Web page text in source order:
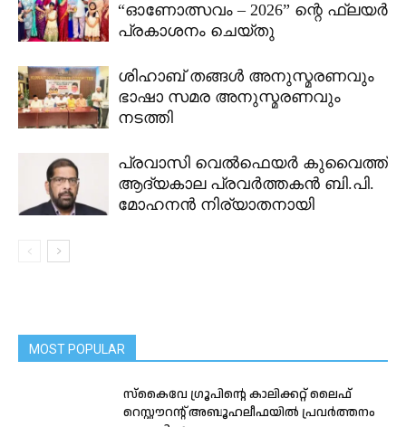
“ഓണോത്സവം – 2026” ന്റെ ഫ്ലയർ
പ്രകാശനം ചെയ്തു
ശിഹാബ് തങ്ങൾ അനുസ്മരണവും
ഭാഷാ സമര അനുസ്മരണവും
നടത്തി
പ്രവാസി വെൽഫെയർ കുവൈത്ത്
ആദ്യകാല പ്രവർത്തകൻ ബി.പി.
മോഹനൻ നിര്യാതനായി
MOST POPULAR
സ്കൈവേ ഗ്രൂപിന്റെ കാലിക്കറ്റ്‌ ലൈഫ്‌
റെസ്റ്റൗറന്റ്‌ അബൂഹലീഫയിൽ പ്രവർത്തനം